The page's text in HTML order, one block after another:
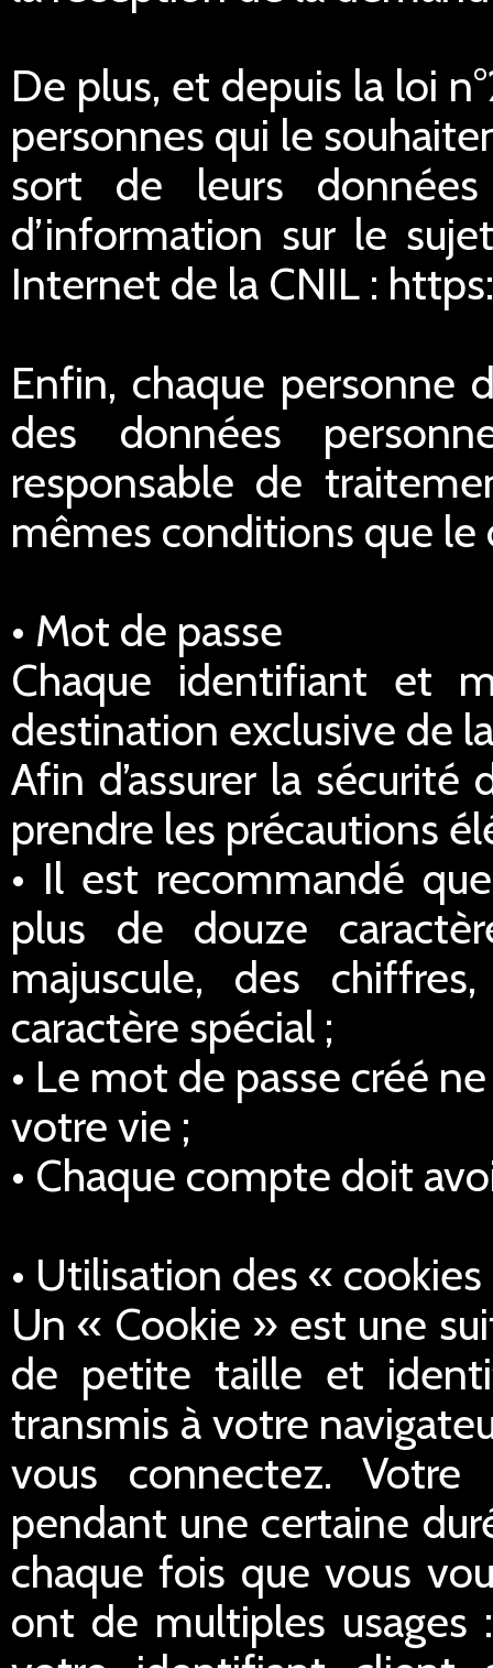
De plus, et depuis la loi
personnes qui le
sort de leurs
d’information sur le
Internet de la CNIL :
Enfin, chaque personne
des données
responsable de
mêmes conditions que le
• Mot de passe
Chaque identifiant et
destination exclusive de
Afin d’assurer la
prendre les précautions
• Il est recommandé
plus de douze
majuscule, des
caractère spécial ;
• Le mot de passe créé
votre vie ;
• Chaque compte doit
• Utilisation des «
Un « Cookie » est une
de petite taille et
transmis à votre
vous connectez. Votre
pendant une certaine
chaque fois que vous
ont de multiples usages